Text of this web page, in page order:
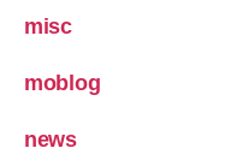
misc
moblog
news